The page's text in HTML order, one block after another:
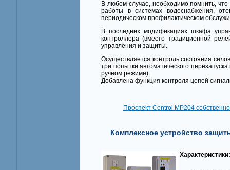
В любом случае, необходимо помнить,
работы в системах водоснабжения,
периодическом профилактическом
В последних модификациях шкафа
контроллера (вместо традиционной
управления и защиты.
Осуществляется контроль состояния
три попытки автоматического
ручном режиме).
Добавлена функция контроля цепей
Проспект Control MP204
Комплексное устройство
Характеристики: